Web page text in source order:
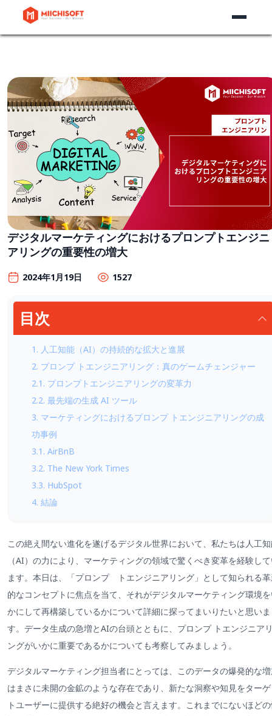
デジタルマーケティングにおけるプロンプトエンジニ
アリングの重要性の増大
2024年1月19日 1527
目次
1. 人工知能（AI）の持続的な拡大と進展
2. プロンプ トエンジニアリング：真のゲームチェンジャー
2.1. プロンプトエンジニアリングの変革力
2.2. 最先端の生成 AI ツール
3. マーケティングにおけるプロンプ トエンジニアリングの成
功事例
3.1. AirBnB
3.2. The New York Times
3.3. HubSpot
4. 結論
この絶え間ない進化を遂げるデジタル世界において、私たちは人工
（AI）の力により、マーケティングの領域で驚くべき変革を経験し
ます。本日は、「プロンプ トエンジニアリング」として知られる
的なコンセプトに焦点を当て、それがデジタルマーケティング環境
かにして再構築しているかについて詳細に探ってまいりたいと思いま
す。データ生成の急増とAIの台頭とともに、プロンプ トエンジニア
ングがいかに重要であるかについても考察してみましょう。
デジタルマーケティング担当者にとっては、このデータの爆発的な
はまさに未開の金鉱のような存在であり、新たな洞察や知見をター
トユーザーに提供する絶好の機会と言えます。これまでにないほど